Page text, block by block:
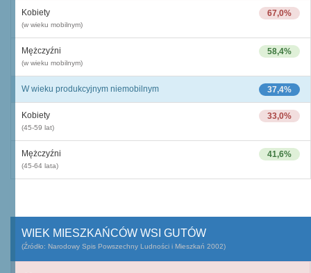
67,0%
Kobiety
(w wieku mobilnym)
58,4%
Mężczyźni
(w wieku mobilnym)
37,4%
W wieku produkcyjnym niemobilnym
33,0%
Kobiety
(45-59 lat)
41,6%
Mężczyźni
(45-64 lata)
WIEK MIESZKAŃCÓW WSI GUTÓW
(Źródło: Narodowy Spis Powszechny Ludności i Mieszkań 2002)